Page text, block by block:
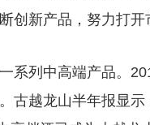
创新产品，努力打开
系列中高端产品。
古越龙山半年报显